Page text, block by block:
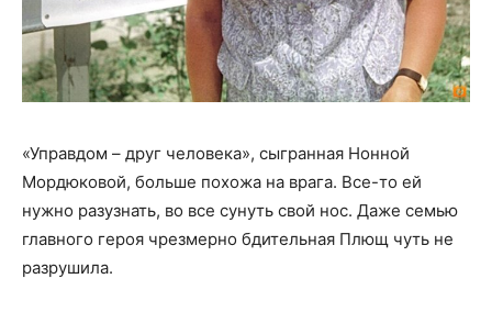
«Управдом – друг человека», сыгранная Нонной
Мордюковой, больше похожа на врага. Все-то ей
нужно разузнать, во все сунуть свой нос. Даже семью
главного героя чрезмерно бдительная Плющ чуть не
разрушила.